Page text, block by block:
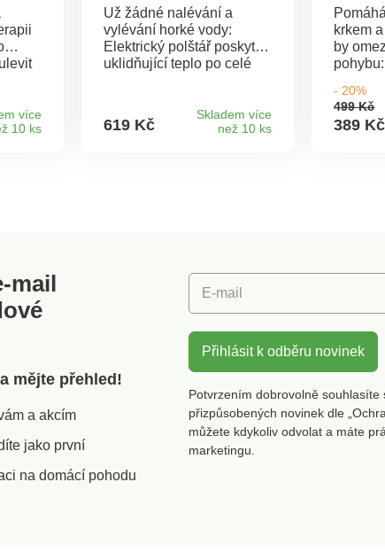
více
10 ks
Už žádné nalévání a
vylévání horké vody:
Elektrický polštář poskytne
uklidňující teplo po celé
kapsa na ohřev rukou.
Připraven za pár minut.
619 Kč
Skladem více
než 10 ks
krkem
by
suchý
- 20%
499 Kč
389 Kč
mail
mějte přehled!
a akcím
jako první
na domácí pohodu
E-mail
Přihlásit k odběru novinek
Potvrzením dobrovolně
přizpůsobených novinek dle
můžete kdykoliv odvolat a máte
marketingu.